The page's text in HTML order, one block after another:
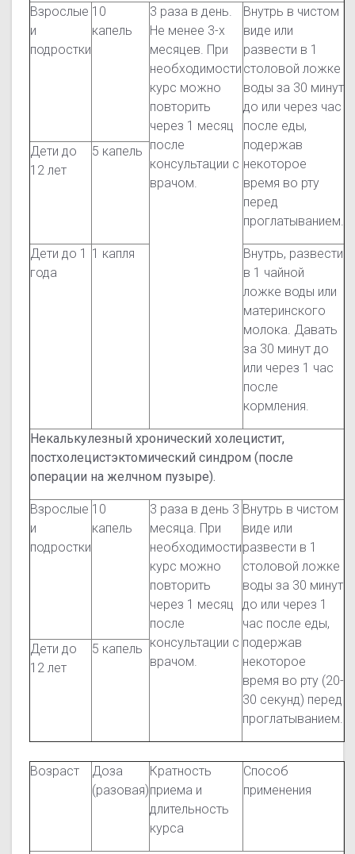
Взрослые
и
подростки
10
капель
3 раза в день.
Не менее 3-х
месяцев. При
необходимости
курс можно
повторить
через 1 месяц
после
консультации с
врачом.
Внутрь в чистом
виде или
развести в 1
столовой ложке
воды за 30 минут
до или через час
после еды,
подержав
некоторое
время во рту
перед
проглатыванием.
Дети до
12 лет
5 капель
Дети до 1
года
1 капля
Внутрь, развести
в 1 чайной
ложке воды или
материнского
молока. Давать
за 30 минут до
или через 1 час
после
кормления.
Некалькулезный хронический холецистит,
постхолецистэктомический синдром (после
операции на желчном пузыре).
Взрослые
и
подростки
10
капель
3 раза в день 3
месяца. При
необходимости
курс можно
повторить
через 1 месяц
после
консультации с
врачом.
Внутрь в чистом
виде или
развести в 1
столовой ложке
воды за 30 минут
до или через 1
час после еды,
подержав
некоторое
время во рту (20-
30 секунд) перед
проглатыванием.
Дети до
12 лет
5 капель
Возраст
Доза
(разовая)
Кратность
приема и
длительность
курса
Способ
применения